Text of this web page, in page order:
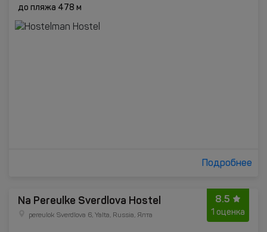
до пляжа 478 м
Подробнее
8.5
1 оценка
Na Pereulke Sverdlova Hostel
pereulok Sverdlova 6, Yalta, Russia, Ялта